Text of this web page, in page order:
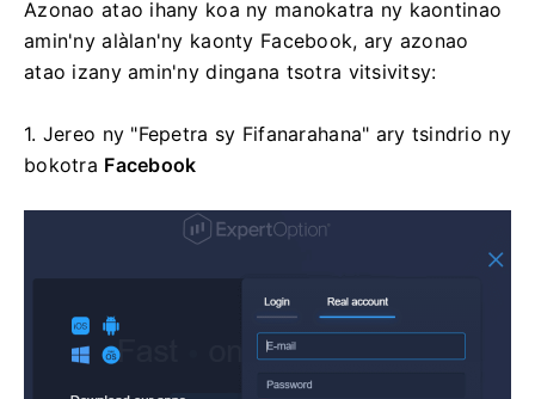
Azonao atao ihany koa ny manokatra ny kaontinao
amin'ny alàlan'ny kaonty Facebook, ary azonao
atao izany amin'ny dingana tsotra vitsivitsy:
1. Jereo ny "Fepetra sy Fifanarahana" ary tsindrio ny
bokotra Facebook